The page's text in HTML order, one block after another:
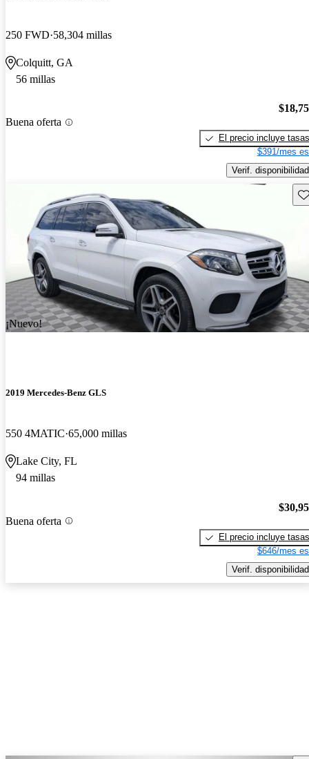
250 FWD 58,304 millas
Colquitt, GA
56 millas
Buena oferta
El precio incluye tasas
$391/mes
Verif. disponibilidad
¡Nuevo!
2019 Mercedes-Benz GLS
550 4MATIC 65,000 millas
Lake City, FL
94 millas
Buena oferta
El precio incluye tasas
$646/mes
Verif. disponibilidad